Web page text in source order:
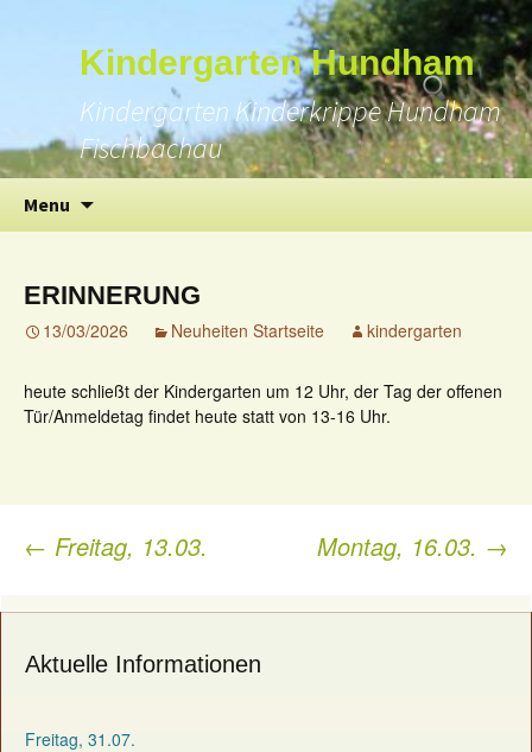
Kindergarten Hundham
Kindergarten Kinderkrippe Hundham
Fischbachau
Menu
content
Suchen
nach:
ERINNERUNG
13/03/2026 Neuheiten Startseite kindergarten
heute schließt der Kindergarten um 12 Uhr, der Tag der offenen
Tür/Anmeldetag findet heute statt von 13-16 Uhr.
Post
← Freitag, 13.03. Montag, 16.03. →
Aktuelle Informationen
Freitag, 31.07.